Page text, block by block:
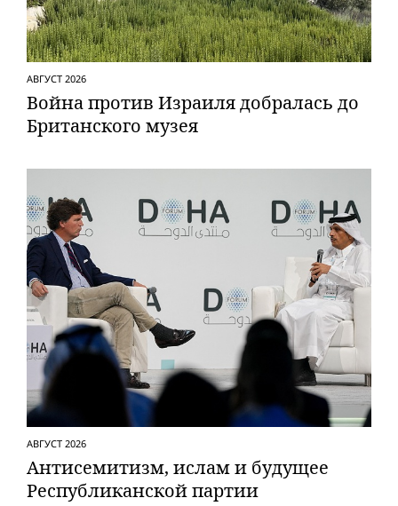
АВГУСТ 2026
Вой­на против Израиля добралась до
Британского музея
АВГУСТ 2026
Антисемитизм, ислам и будущее
Респуб­ликанской партии